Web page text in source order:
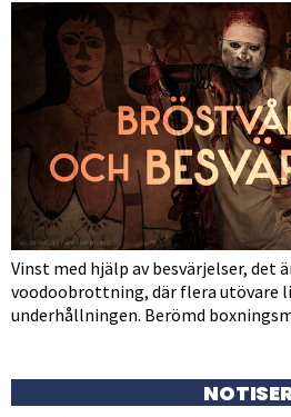
Vinst med hjälp av besvärjelser, det
voodoobrottning, där flera utövare
underhållningen. Berömd